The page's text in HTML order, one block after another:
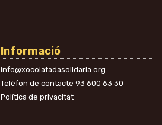
Informació
info@xocolatadasolidaria.org
Telèfon de contacte 93 600 63 30
Política de privacitat